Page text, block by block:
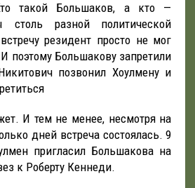
такой Большаков, а кто —
столь разной политической
резидент просто не мог
поэтому Большакову запретили
позвонил Хоулмену и
И тем не менее, несмотря на
дней встреча состоялась. 9
пригласил Большакова на
к Роберту Кеннеди.